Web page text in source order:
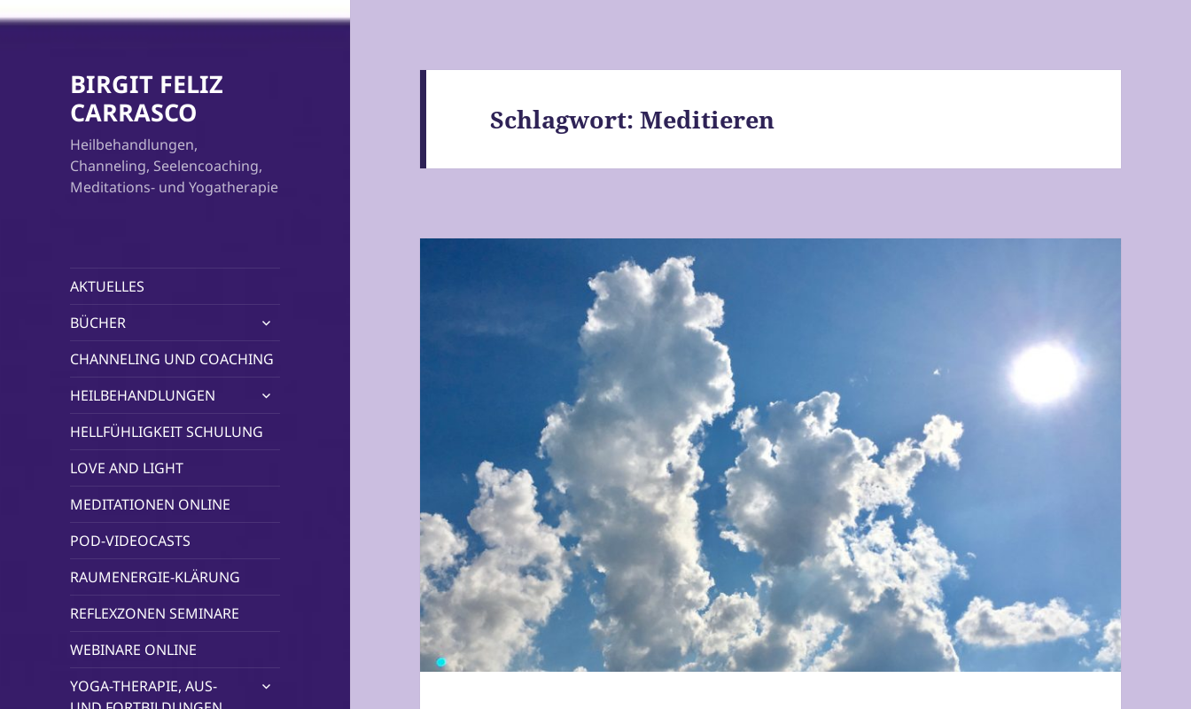
BIRGIT FELIZ
CARRASCO
Heilbehandlungen,
Channeling, Seelencoaching,
Meditations- und Yogatherapie
AKTUELLES
BÜCHER
untermenü
CHANNELING UND COACHING
HEILBEHANDLUNGEN
untermenü
öffnen
HELLFÜHLIGKEIT SCHULUNG
LOVE AND LIGHT
MEDITATIONEN ONLINE
POD-VIDEOCASTS
RAUMENERGIE-KLÄRUNG
REFLEXZONEN SEMINARE
WEBINARE ONLINE
YOGA-THERAPIE, AUS-
untermenü
Schlagwort:Meditieren